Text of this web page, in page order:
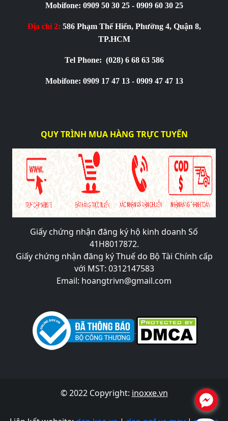
Mobifone: 0909 50 30 25 - 0909 60 30 25
Địa chỉ 2: 586 Phạm Thế Hiển, Phường 4, Quận 8,
TP.HCM
Tel Phone: (028) 6 68 63 586
Mobifone: 0909 17 47 13 - 0909 47 47 13
QUY TRÌNH MUA HÀNG TRỰC TUYẾN
Giấy chứng nhận đăng ký hộ kinh doanh Số
41H8017872.
Giấy chứng nhận đăng ký Thuế do Bộ Tài Chính cấp
với MST: 0312147583
Email: hoangtrivn@gmail.com
© 2022 Copyright: inoxxe.vn
.